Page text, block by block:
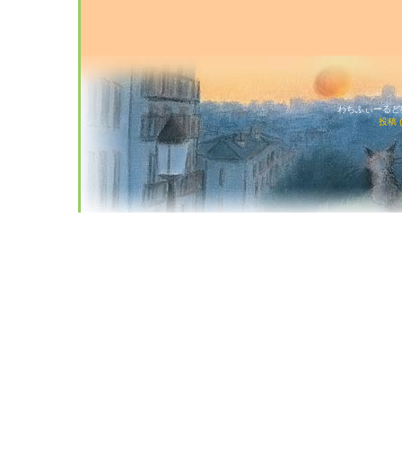
わちふぃーる
投稿